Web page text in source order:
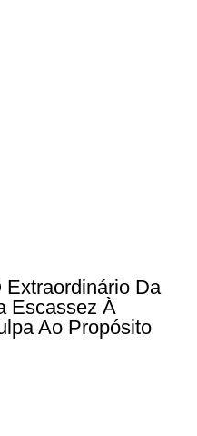
Da
Escassez À
Ao Propósito